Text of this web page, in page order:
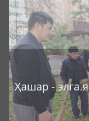
Ҳашар - элга